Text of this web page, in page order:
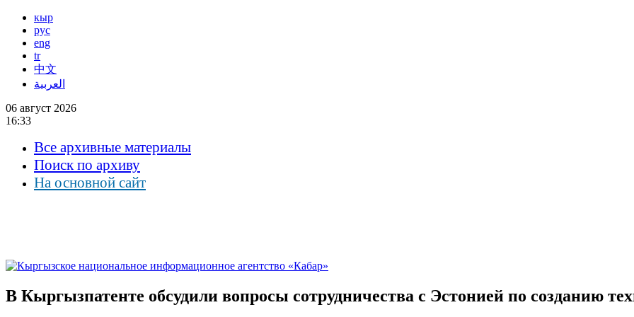
кыр
рус
eng
tr
中文
العربية
06 август 2026
16:33
Все архивные материалы
Поиск по архиву
На основной сайт
В Кыргызпатенте обсудили вопросы сотрудничества с Эстонией по созданию